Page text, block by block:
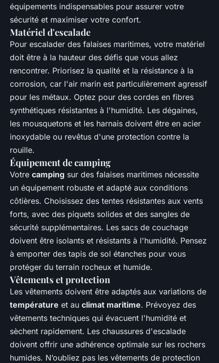
équipements indispensables pour assurer votre
sécurité et maximiser votre confort.
Matériel d'escalade
Pour escalader des falaises maritimes, votre matériel
doit être à la hauteur des défis que vous allez
rencontrer. Priorisez la qualité et la résistance à la
corrosion, car l'air marin est particulièrement agressif
pour les métaux. Optez pour des cordes en fibres
synthétiques résistantes à l'humidité. Les dégaines,
les mousquetons et les harnais doivent être en acier
inoxydable ou revêtus d'une protection contre la
rouille.
Équipement de camping
Votre camping sur des falaises maritimes nécessite
un équipement robuste et adapté aux conditions
côtières. Choisissez des tentes résistantes aux vents
forts, avec des piquets solides et des sangles de
sécurité supplémentaires. Les sacs de couchage
doivent être isolants et résistants à l'humidité. Pensez
à emporter des tapis de sol étanches pour vous
protéger du terrain rocheux et humide.
Vêtements et protection
Les vêtements doivent être adaptés aux variations de
température et au climat maritime. Prévoyez des
vêtements techniques qui évacuent l'humidité et
sèchent rapidement. Les chaussures d'escalade
doivent offrir une adhérence optimale sur les rochers
humides. N’oubliez pas les vêtements de protection